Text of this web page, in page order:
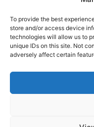
To provide the best
store and/or access device
technologies will allow us to
unique IDs on this site. Not
adversely affect certain
SABATO 15 AGOSTO
ORARIO ESTIVO
FERIALI 8:30-13:00 /
FESTIVI 8:30-12:30